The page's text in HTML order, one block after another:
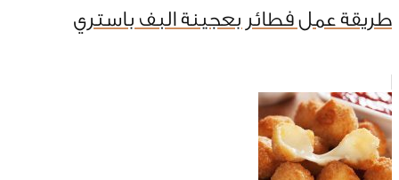
طريقة عمل فطائر بعجينة البف باستري